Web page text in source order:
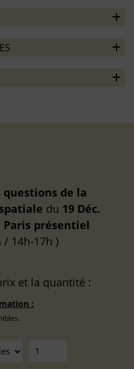
questions de la
du 19 Déc.
Paris présentiel
/ 14h-17h )
et la quantité :
: